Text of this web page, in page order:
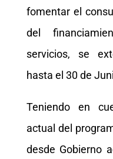
fomentar el
del
servicios, se
hasta el 30 de
Teniendo en
actual del
desde Gobierno